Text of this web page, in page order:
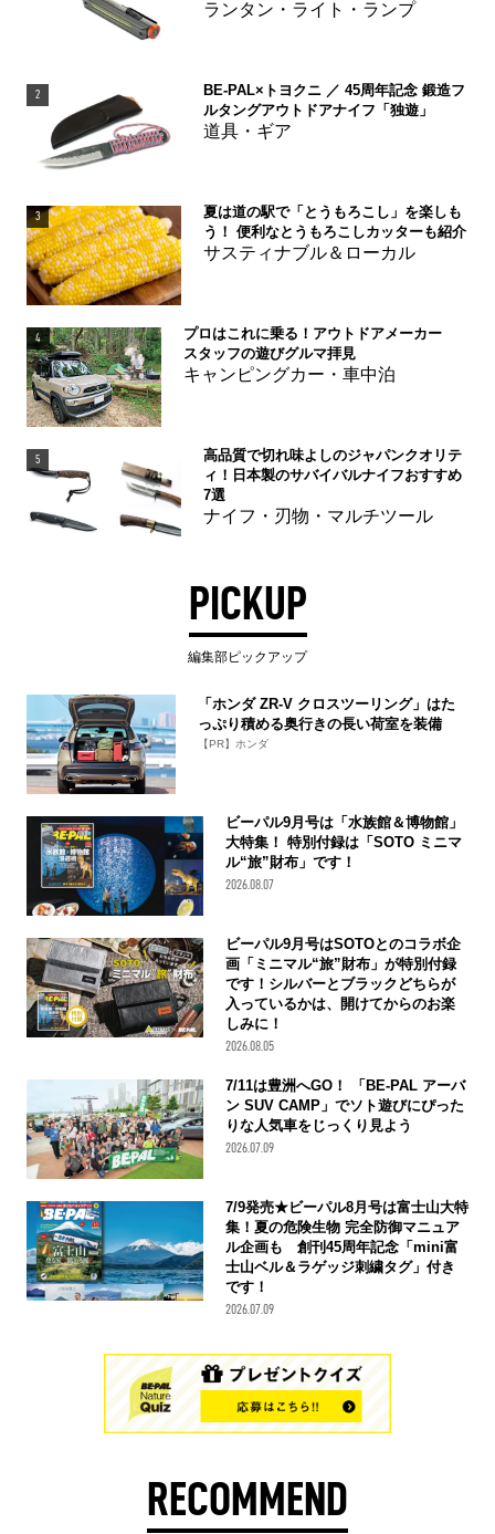
ランタン・ライト・ランプ
2
BE-PAL×トヨクニ ／ 45周年記念 鍛造フ
ルタングアウトドアナイフ「独遊」
道具・ギア
3
夏は道の駅で「とうもろこし」を楽しも
う！ 便利なとうもろこしカッターも紹介
サスティナブル＆ローカル
4
プロはこれに乗る！アウトドアメーカー
スタッフの遊びグルマ拝見
キャンピングカー・車中泊
5
高品質で切れ味よしのジャパンクオリテ
ィ！日本製のサバイバルナイフおすすめ
7選
ナイフ・刃物・マルチツール
PICKUP
編集部ピックアップ
「ホンダ ZR-V クロスツーリング」はた
っぷり積める奥行きの長い荷室を装備
【PR】ホンダ
ビーパル9月号は「水族館＆博物館」
大特集！ 特別付録は「SOTO ミニマ
ル“旅”財布」です！
2026.08.07
ビーパル9月号はSOTOとのコラボ企
画「ミニマル“旅”財布」が特別付録
です！シルバーとブラックどちらが
入っているかは、開けてからのお楽
しみに！
2026.08.05
7/11は豊洲へGO！ 「BE-PAL アーバ
ン SUV CAMP」でソト遊びにぴった
りな人気車をじっくり見よう
2026.07.09
7/9発売★ビーパル8月号は富士山大特
集！夏の危険生物 完全防御マニュア
ル企画も 創刊45周年記念「mini富
士山ベル＆ラゲッジ刺繍タグ」付き
です！
2026.07.09
RECOMMEND